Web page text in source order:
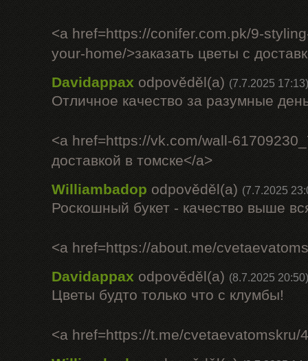
<a href=https://conifer.com.pk/9-
your-home/>заказать цветы с
Davidappax odpověděl(a) (7.7.2025 17:13)
Отличное качество за разумные
<a href=https://vk.com/wall-
доставкой в томске</a>
Williambadop odpověděl(a) (7.7.2025
Роскошный букет - качество выше
<a href=https://about.me/
Davidappax odpověděl(a) (8.7.2025 20:50)
Цветы будто только что с клумбы!
<a href=https://t.me/cvetaevatomskru/